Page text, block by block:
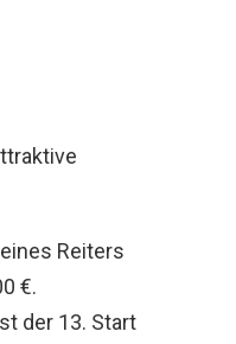
Reiters
€.
der 13. Start